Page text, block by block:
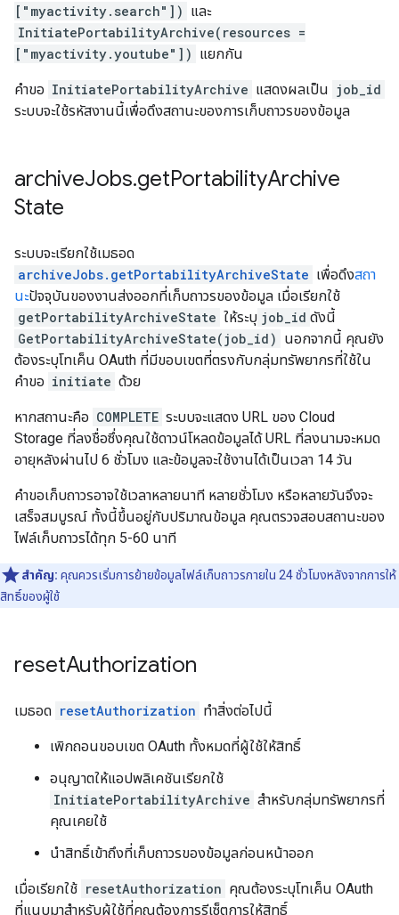
["myactivity.search"]) และ
InitiatePortabilityArchive(resources =
["myactivity.youtube"]) แยกกัน
คำขอ InitiatePortabilityArchive แสดงผลเป็น job_id
ระบบจะใช้รหัสงานนี้เพื่อดึงสถานะของการเก็บถาวรของข้อมูล
archiveJobs.getPortabilityArchive
State
ระบบจะเรียกใช้เมธอด
archiveJobs.getPortabilityArchiveState เพื่อดึงสถา
นะปัจจุบันของงานส่งออกที่เก็บถาวรของข้อมูล เมื่อเรียกใช้
getPortabilityArchiveState ให้ระบุ job_id ดังนี้
GetPortabilityArchiveState(job_id) นอกจากนี้ คุณยัง
ต้องระบุโทเค็น OAuth ที่มีขอบเขตที่ตรงกับกลุ่มทรัพยากรที่ใช้ใน
คำขอ initiate ด้วย
หากสถานะคือ COMPLETE ระบบจะแสดง URL ของ Cloud
Storage ที่ลงชื่อซึ่งคุณใช้ดาวน์โหลดข้อมูลได้ URL ที่ลงนามจะหมด
อายุหลังผ่านไป 6 ชั่วโมง และข้อมูลจะใช้งานได้เป็นเวลา 14 วัน
คำขอเก็บถาวรอาจใช้เวลาหลายนาที หลายชั่วโมง หรือหลายวันจึงจะ
เสร็จสมบูรณ์ ทั้งนี้ขึ้นอยู่กับปริมาณข้อมูล คุณตรวจสอบสถานะของ
ไฟล์เก็บถาวรได้ทุก 5-60 นาที
สำคัญ: คุณควรเริ่มการย้ายข้อมูลไฟล์เก็บถาวรภายใน 24 ชั่วโมงหลังจากการให้
สิทธิ์ของผู้ใช้
resetAuthorization
เมธอด resetAuthorization ทําสิ่งต่อไปนี้
เพิกถอนขอบเขต OAuth ทั้งหมดที่ผู้ใช้ให้สิทธิ์
อนุญาตให้แอปพลิเคชันเรียกใช้
InitiatePortabilityArchive สำหรับกลุ่มทรัพยากรที่
คุณเคยใช้
นำสิทธิ์เข้าถึงที่เก็บถาวรของข้อมูลก่อนหน้าออก
เมื่อเรียกใช้ resetAuthorization คุณต้องระบุโทเค็น OAuth
ที่แนบมาสำหรับผู้ใช้ที่คุณต้องการรีเซ็ตการให้สิทธิ์